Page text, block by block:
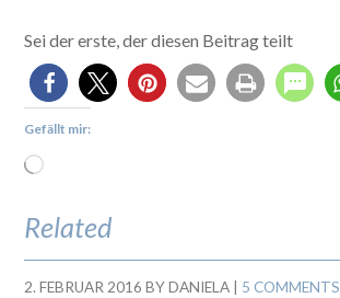
Sei der erste, der diesen Beitrag teilt
Gefällt mir:
Related
2. FEBRUAR 2016 BYDANIELA 5 COMMENTS